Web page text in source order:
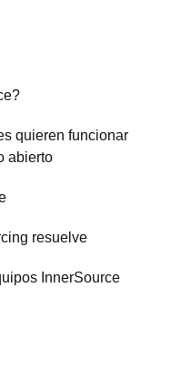
quieren funcionar
abierto
resuelve
InnerSource